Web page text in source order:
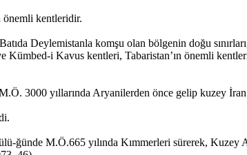
önemli kentleridir.
Deylemistanla komşu olan bölgenin doğu
i Kavus kentleri, Tabaristan’ın önemli
3000 yıllarında Aryanilerden önce gelip kuzey
ğünde M.Ö.665 yılında Kımmerleri sürerek, Kuzey